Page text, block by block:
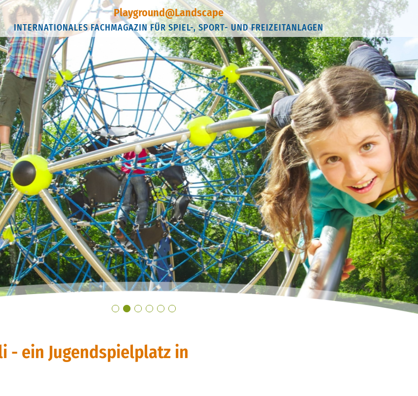
Playground@Landscape
INTERNATIONALES FACHMAGAZIN FÜR SPIEL-, SPORT- UND FREIZEITANLAGEN
- ein Jugendspielplatz in